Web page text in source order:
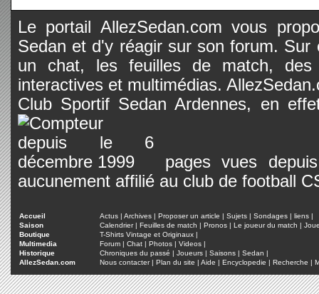
Le portail AllezSedan.com vous
Sedan et d'y réagir sur son forum.
un chat, les feuilles de match, des
interactives et multimédias.
Club Sportif Sedan Ardennes, en
pages vues
aucunement affilié au club de football
Accueil Actus | Archives | Proposer un article | Sujets | Sondages | liens |
Saison
Calendrier| Feuilles de match | Pronos | Le joueur du match |
Boutique
T-Shirts Vintage et Originaux |
Multimedia
Forum | Chat | Photos | Videos |
Historique
Chroniques du passé | Joueurs | Saisons | Sedan |
AllezSedan.com
Nous contacter| Plan du site | Aide | Encyclopedie | Recherche |